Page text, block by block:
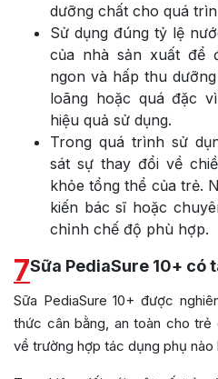
dưỡng chất cho quá
Sử dụng đúng tỷ lệ
của nhà sản xuất để
ngon và hấp thu
loãng hoặc quá đặc
hiệu quả sử dụng.
Trong quá trình sử
sát sự thay đổi về
khỏe tổng thể của trẻ.
kiến bác sĩ hoặc
chỉnh chế độ phù hợp.
7Sữa PediaSure 10+ có
Sữa PediaSure 10+ được
thức cân bằng, an toàn cho trẻ
về trường hợp tác dụng phụ nào